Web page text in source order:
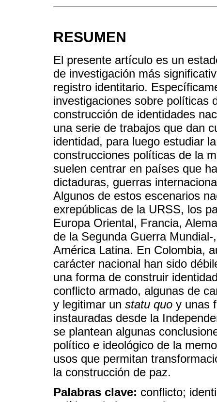
RESUMEN
El presente artículo es un
de investigación más
registro identitario.
investigaciones sobre políticas
construcción de identidades
una serie de trabajos que dan
identidad, para luego estudiar
construcciones políticas de la
suelen centrar en países que
dictaduras, guerras
Algunos de estos escenarios
exrepúblicas de la URSS, los
Europa Oriental, Francia,
de la Segunda Guerra
América Latina. En Colombia,
carácter nacional han sido
una forma de construir
conflicto armado, algunas de
y legitimar un statu quo y unas
instauradas desde la
se plantean algunas
político e ideológico de la
usos que permitan
la construcción de paz.
Palabras clave: conflicto;